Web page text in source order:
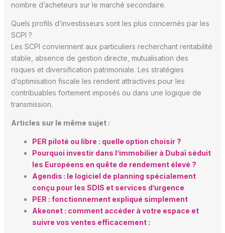
nombre d’acheteurs sur le marché secondaire.
Quels profils d’investisseurs sont les plus concernés par les
SCPI ?
Les SCPI conviennent aux particuliers recherchant rentabilité
stable, absence de gestion directe, mutualisation des
risques et diversification patrimoniale. Les stratégies
d’optimisation fiscale les rendent attractives pour les
contribuables fortement imposés ou dans une logique de
transmission.
Articles sur le même sujet :
PER piloté ou libre : quelle option choisir ?
Pourquoi investir dans l’immobilier à Dubaï séduit
les Européens en quête de rendement élevé ?
Agendis : le logiciel de planning spécialement
conçu pour les SDIS et services d’urgence
PER : fonctionnement expliqué simplement
Akeonet : comment accéder à votre espace et
suivre vos ventes efficacement :